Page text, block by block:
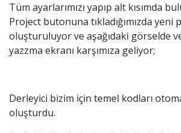
Tüm ayarlarımızı yapıp alt kısımda
Project butonuna tıkladığımızda yeni
oluşturuluyor ve aşağıdaki görselde
yazzma ekranı karşımıza geliyor;
Derleyici bizim için temel kodları
oluşturdu.